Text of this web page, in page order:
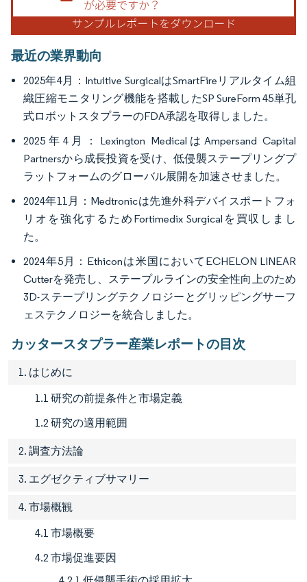
最近の業界動向
2025年4月：Intuitive SurgicalはSmartFireリアルタイム組
織圧縮モニタリング機能を搭載したSP SureForm 45単孔
式ロボットスタプラーのFDA承認を取得しました。
2025年4月：Lexington MedicalはAmpersand Capital
Partnersから成長投資を受け、低侵襲ステープリングプ
ラットフォームのグローバル展開を加速させました。
2024年11月：Medtronicは先進外科デバイスポートフォ
リオを強化するためFortimedix Surgicalを買収しまし
た。
2024年5月：Ethiconは米国においてECHELON LINEAR
Cutterを発売し、ステープルラインの安全性向上のため
3D-ステープリングテクノロジーとグリッピングサーフ
ェステクノロジーを統合しました。
カッタースタプラー産業レポートの目次
1. はじめに
1.1 研究の前提条件と市場定義
1.2 研究の適用範囲
2. 調査方法論
3. エグゼクティブサマリー
4. 市場概観
4.1 市場概要
4.2 市場促進要因